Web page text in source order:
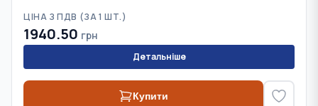
ЦІНА З ПДВ (ЗА 1 ШТ.)
1940.50 грн
Детальніше
Купити